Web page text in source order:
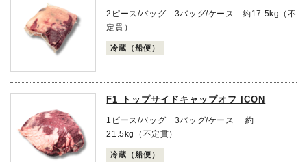
2ピース/バッグ 3バッグ/ケース 約17.5kg（不
定貫）
冷蔵（船便）
F1 トップサイドキャップオフ ICON
1ピース/バッグ 3バッグ/ケース 約
21.5kg（不定貫）
冷蔵（船便）